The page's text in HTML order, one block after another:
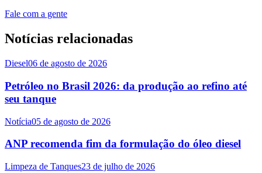
Fale com a gente
Notícias relacionadas
Diesel06 de agosto de 2026
Petróleo no Brasil 2026: da produção ao refino até
seu tanque
Notícia05 de agosto de 2026
ANP recomenda fim da formulação do óleo diesel
Limpeza de Tanques23 de julho de 2026